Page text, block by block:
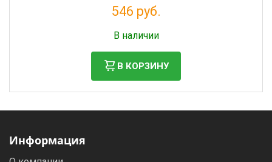
546 руб.
В наличии
В КОРЗИНУ
Информация